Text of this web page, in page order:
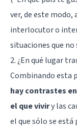
ver, de este modo,
interlocutor o
situaciones que
2. ¿En qué lugar
Combinando esta
hay contrastes
el que viviry las
el que sólo se